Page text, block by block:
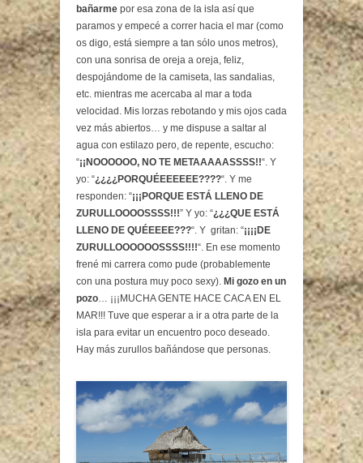
bañarme por esa zona de la isla así que
paramos y empecé a correr hacia el mar (como
os digo, está siempre a tan sólo unos metros),
con una sonrisa de oreja a oreja, feliz,
despojándome de la camiseta, las sandalias,
etc. mientras me acercaba al mar a toda
velocidad. Mis lorzas rebotando y mis ojos cada
vez más abiertos… y me dispuse a saltar al
agua con estilazo pero, de repente, escucho:
“¡¡NOOOOOO, NO TE METAAAAASSSS!!“. Y
yo: “¿¿¿¿PORQUÉEEEEEE????“. Y me
responden: “¡¡¡PORQUE ESTÁ LLENO DE
ZURULLOOOOSSSS!!!” Y yo: “¿¿¿QUE ESTÁ
LLENO DE QUÉEEEE???“. Y gritan: “¡¡¡¡DE
ZURULLOOOOOOSSSS!!!!“. En ese momento
frené mi carrera como pude (probablemente
con una postura muy poco sexy). Mi gozo en un
pozo … ¡¡¡MUCHA GENTE HACE CACA EN EL
MAR!!! Tuve que esperar a ir a otra parte de la
isla para evitar un encuentro poco deseado.
Hay más zurullos bañándose que personas.